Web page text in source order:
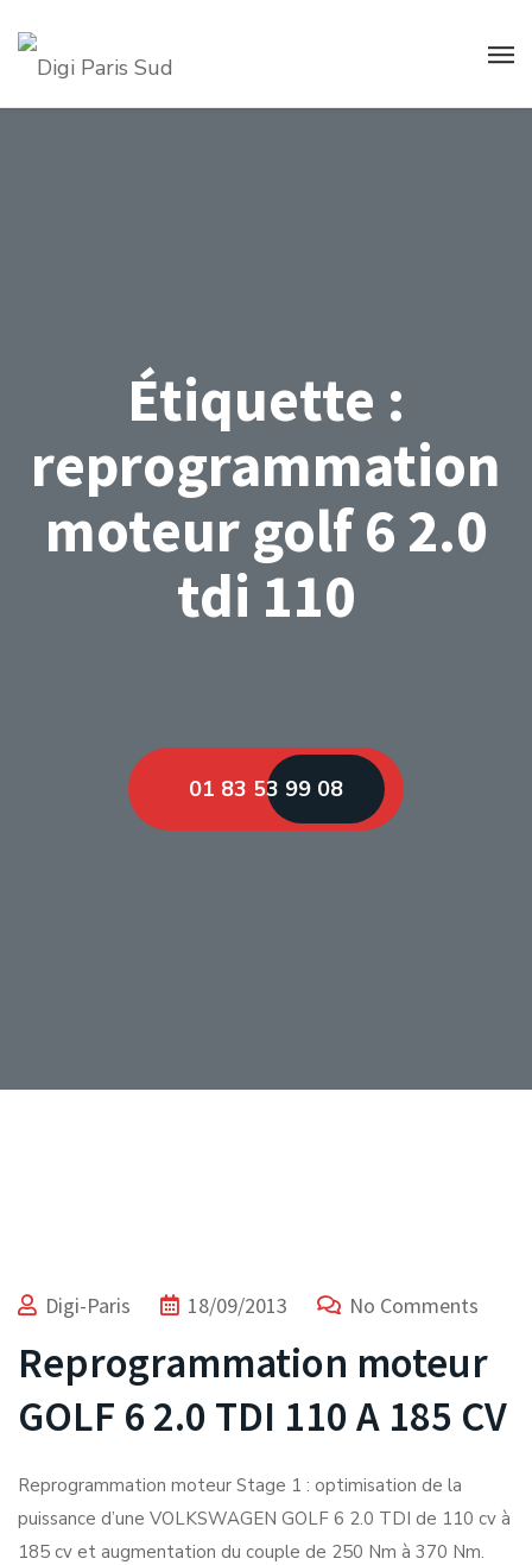
Étiquette :
reprogrammation
moteur golf 6 2.0
tdi 110
01 83 53 99 08
Digi-Paris 18/09/2013 No Comments
Reprogrammation moteur
GOLF 6 2.0 TDI 110 A 185 CV
Reprogrammation moteur Stage 1 : optimisation de la
puissance d’une VOLKSWAGEN GOLF 6 2.0 TDI de 110 cv à
185 cv et augmentation du couple de 250 Nm à 370 Nm.